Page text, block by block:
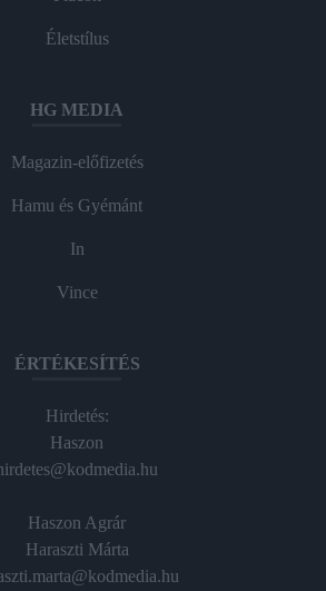
Életstílus
HG MEDIA
Magazin-előfizetés
Hamu és Gyémánt
In
Vince
ÉRTÉKESÍTÉS
Hirdetés:
Haszon
Haszon Agrár
Haraszti Márta